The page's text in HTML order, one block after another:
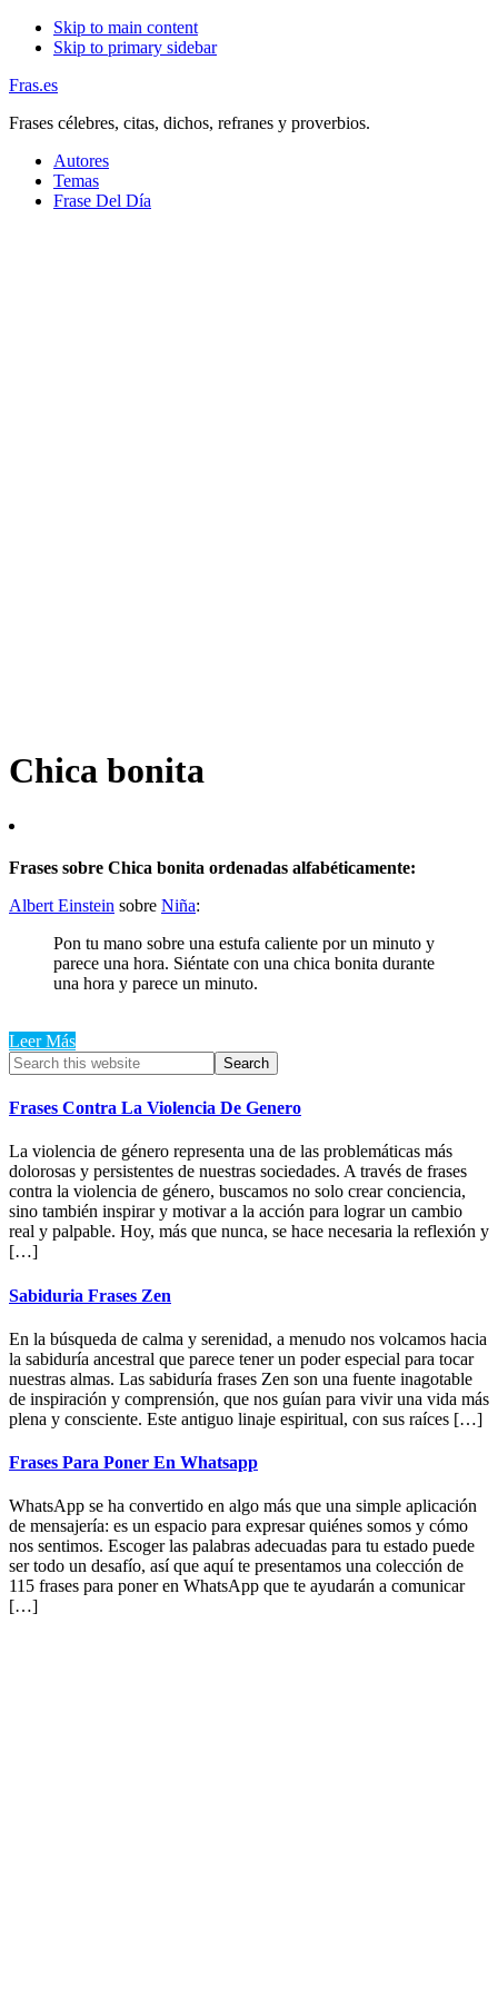
Skip to main content
Skip to primary sidebar
Fras.es
Frases célebres, citas, dichos, refranes y proverbios.
Autores
Temas
Frase Del Día
Chica bonita
Frases sobre Chica bonita ordenadas alfabéticamente:
Albert Einstein sobre Niña:
Pon tu mano sobre una estufa caliente por un minuto y
parece una hora. Siéntate con una chica bonita durante
una hora y parece un minuto.
Leer Más
Primary
Sidebar
Search
this
website
Frases Contra La Violencia De Genero
La violencia de género representa una de las problemáticas más
dolorosas y persistentes de nuestras sociedades. A través de frases
contra la violencia de género, buscamos no solo crear conciencia,
sino también inspirar y motivar a la acción para lograr un cambio
real y palpable. Hoy, más que nunca, se hace necesaria la reflexión y
[…]
Sabiduria Frases Zen
En la búsqueda de calma y serenidad, a menudo nos volcamos hacia
la sabiduría ancestral que parece tener un poder especial para tocar
nuestras almas. Las sabiduría frases Zen son una fuente inagotable
de inspiración y comprensión, que nos guían para vivir una vida más
plena y consciente. Este antiguo linaje espiritual, con sus raíces […]
Frases Para Poner En Whatsapp
WhatsApp se ha convertido en algo más que una simple aplicación
de mensajería: es un espacio para expresar quiénes somos y cómo
nos sentimos. Escoger las palabras adecuadas para tu estado puede
ser todo un desafío, así que aquí te presentamos una colección de
115 frases para poner en WhatsApp que te ayudarán a comunicar
[…]